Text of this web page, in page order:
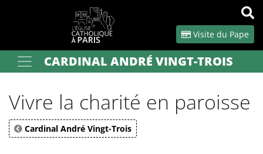
Visite du Pape
Votre recherche OK
CARDINAL ANDRÉ VINGT-TROIS
Vivre la charité en paroisse
Cardinal André Vingt-Trois
Panneau de gestion des cookies